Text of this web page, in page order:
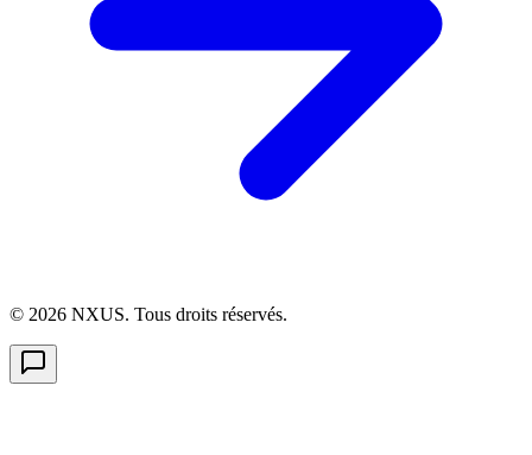
© 2026 NXUS. Tous droits réservés.